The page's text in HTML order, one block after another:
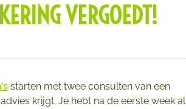
VERGOEDT!
starten met twee consulten van een
krijgt. Je hebt na de eerste week al